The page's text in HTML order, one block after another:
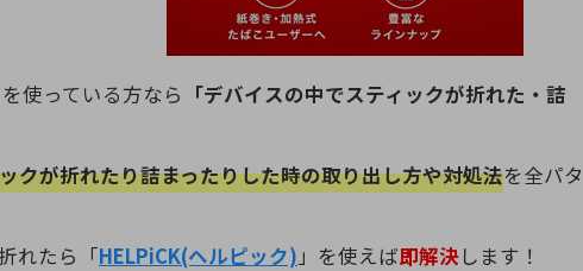
使っている方なら 「デバイスの中でスティックが折れた・詰
クが折れたり詰まったりした時の取り出し方や対処法を全パタ
れたら「HELPiCK(ヘルピック) 」を使えば即解決します！